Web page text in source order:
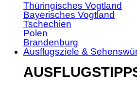
Thüringisches Vogtland
Bayerisches Vogtland
Tschechien
Polen
Brandenburg
Ausflugsziele &